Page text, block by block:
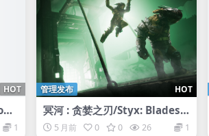
HOT
1
HOT
管理发布
冥河 : 贪婪之刃/Styx: Blades o
f Greed
5 月前 0 0 26 1